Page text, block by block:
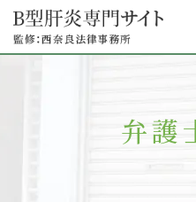
弁護